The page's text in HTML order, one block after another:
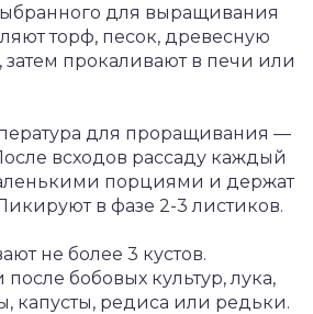
для выращивания
торф, песок, древесную
затем прокаливают в печи или
для проращивания —
всходов рассаду каждый
порциями и держат
в фазе 2-3 листиков.
не более 3 кустов.
бобовых культур, лука,
капусты, редиса или редьки.